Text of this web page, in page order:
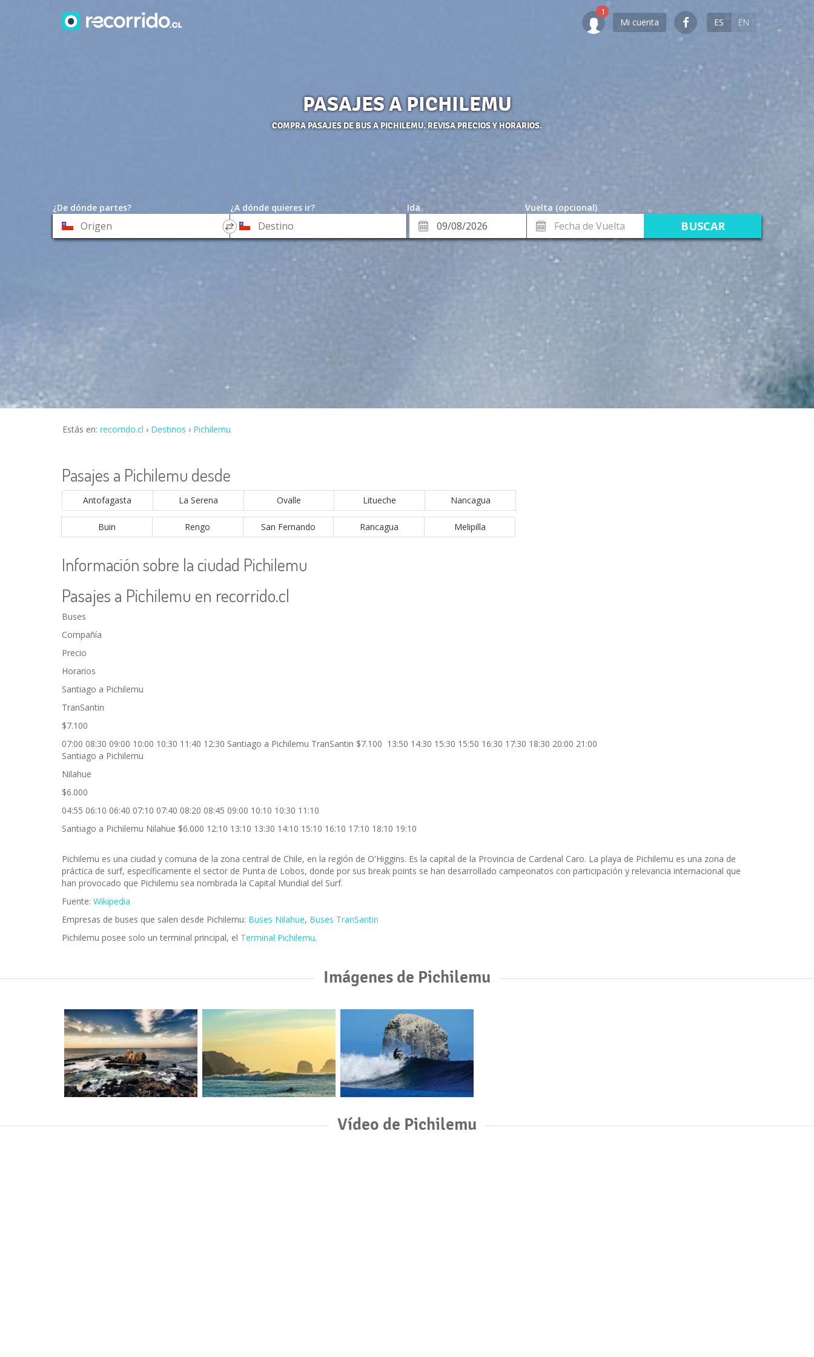
Mi cuenta ES EN
PASAJES A PICHILEMU
COMPRA PASAJES DE BUS A PICHILEMU. REVISA PRECIOS Y HORARIOS.
¿De dónde partes? ¿A dónde quieres ir? Ida
Vuelta (opcional)
*
Origen
*
Destino
Fecha
Fecha
de
Vuelta
Estás en: recorrido.cl Destinos Pichilemu
Pasajes a Pichilemu desde
Antofagasta La Serena Ovalle Litueche Nancagua
Buin Rengo San Fernando Rancagua Melipilla
Información sobre la ciudad Pichilemu
Pasajes a Pichilemu en recorrido.cl
Buses
Compañía
Precio
Horarios
Santiago a Pichilemu
TranSantin
$7.100
07:00 08:30 09:00 10:00 10:30 11:40 12:30 Santiago a Pichilemu TranSantin $7.100 13:50 14:30 15:30 15:50 16:30 17:30 18:30 20:00 21:00
Santiago a Pichilemu
Nilahue
$6.000
04:55 06:10 06:40 07:10 07:40 08:20 08:45 09:00 10:10 10:30 11:10
Santiago a Pichilemu Nilahue $6.000 12:10 13:10 13:30 14:10 15:10 16:10 17:10 18:10 19:10
Pichilemu es una ciudad y comuna de la zona central de Chile, en la región de O'Higgins. Es la capital de la Provincia de Cardenal Caro. La playa de Pichilemu es una zona de
práctica de surf, específicamente el sector de Punta de Lobos, donde por sus break points se han desarrollado campeonatos con participación y relevancia internacional que
han provocado que Pichilemu sea nombrada la Capital Mundial del Surf.
Fuente: Wikipedia
Empresas de buses que salen desde Pichilemu: Buses Nilahue, Buses TranSantin
Pichilemu posee solo un terminal principal, el Terminal Pichilemu.
Imágenes de Pichilemu
Vídeo de Pichilemu